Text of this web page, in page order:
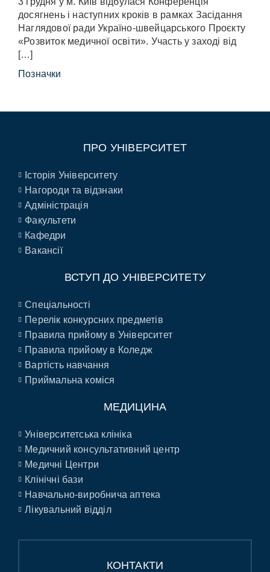
досягнень і наступних кроків в рамках Засідання
Наглядової ради Україно-швейцарського Проєкту
«Розвиток медичної освіти». Участь у заході від
[…]
Позначки
ПРО УНІВЕРСИТЕТ
Історія Університету
Нагороди та відзнаки
Адміністрація
Факультети
Кафедри
Вакансії
ВСТУП ДО УНІВЕРСИТЕТУ
Спеціальності
Перелік конкурсних предметів
Правила прийому в Університет
Правила прийому в Коледж
Вартість навчання
Приймальна коміся
МЕДИЦИНА
Університетська клініка
Медичний консультативний центр
Медичні Центри
Клінічні бази
Навчально-виробнича аптека
Лікувальний відділ
КОНТАКТИ